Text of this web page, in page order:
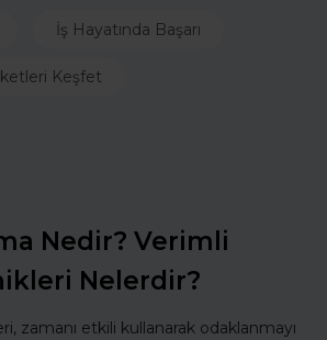
İş Hayatında Başarı
Keşfet
Nedir? Verimli
Nelerdir?
zamanı etkili kullanarak odaklanmayı